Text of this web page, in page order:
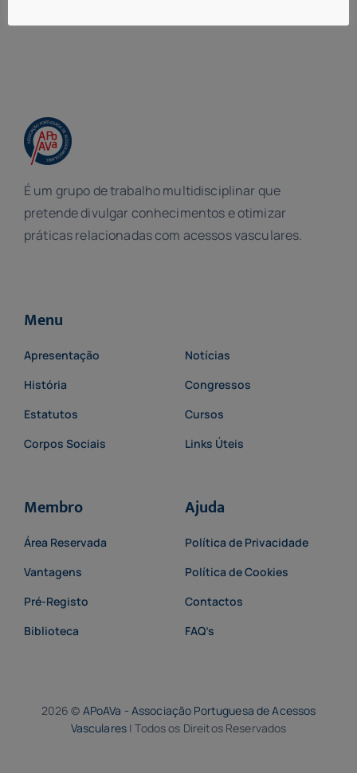
É um grupo de trabalho multidisciplinar que
pretende divulgar conhecimentos e otimizar
práticas relacionadas com acessos vasculares.
Menu
Apresentação
História
Estatutos
Corpos Sociais
Notícias
Congressos
Cursos
Links Úteis
Membro
Área Reservada
Vantagens
Pré-Registo
Biblioteca
Ajuda
Política de Privacidade
Política de Cookies
Contactos
FAQ’s
2026 © APoAVa - Associação Portuguesa de Acessos
Vasculares| Todos os Direitos Reservados